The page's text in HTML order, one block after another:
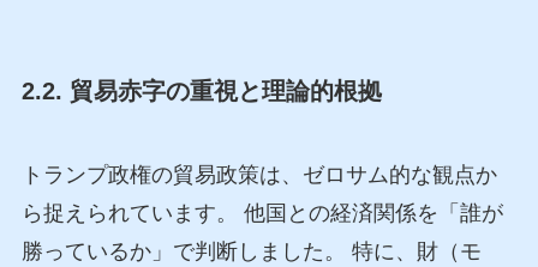
2.2. 貿易赤字の重視と理論的根拠
トランプ政権の貿易政策は、ゼロサム的な観点か
ら捉えられています。 他国との経済関係を「誰が
勝っているか」で判断しました。 特に、財（モ